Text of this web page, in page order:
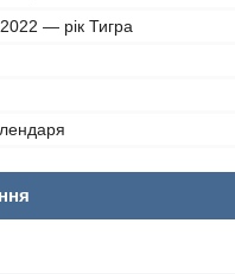
2022 — рік Тигра